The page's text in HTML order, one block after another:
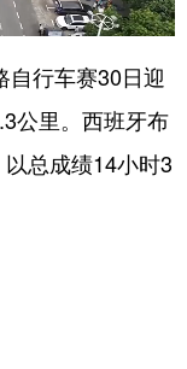
行车赛30日迎
公里。西班牙布
总成绩14小时3